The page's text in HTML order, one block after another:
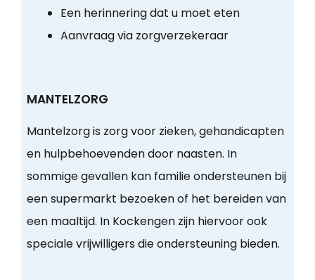
Een herinnering dat u moet eten
Aanvraag via zorgverzekeraar
MANTELZORG
Mantelzorg is zorg voor zieken, gehandicapten
en hulpbehoevenden door naasten. In
sommige gevallen kan familie ondersteunen bij
een supermarkt bezoeken of het bereiden van
een maaltijd. In Kockengen zijn hiervoor ook
speciale vrijwilligers die ondersteuning bieden.